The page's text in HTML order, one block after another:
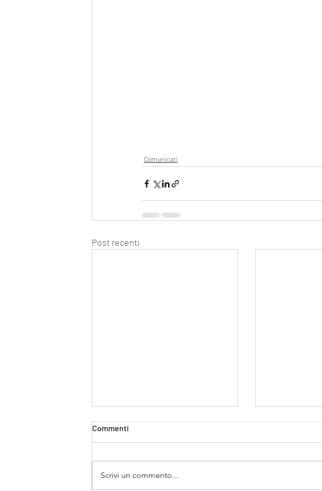
Comunicati
Post recenti
Commenti
Scrivi un commento...